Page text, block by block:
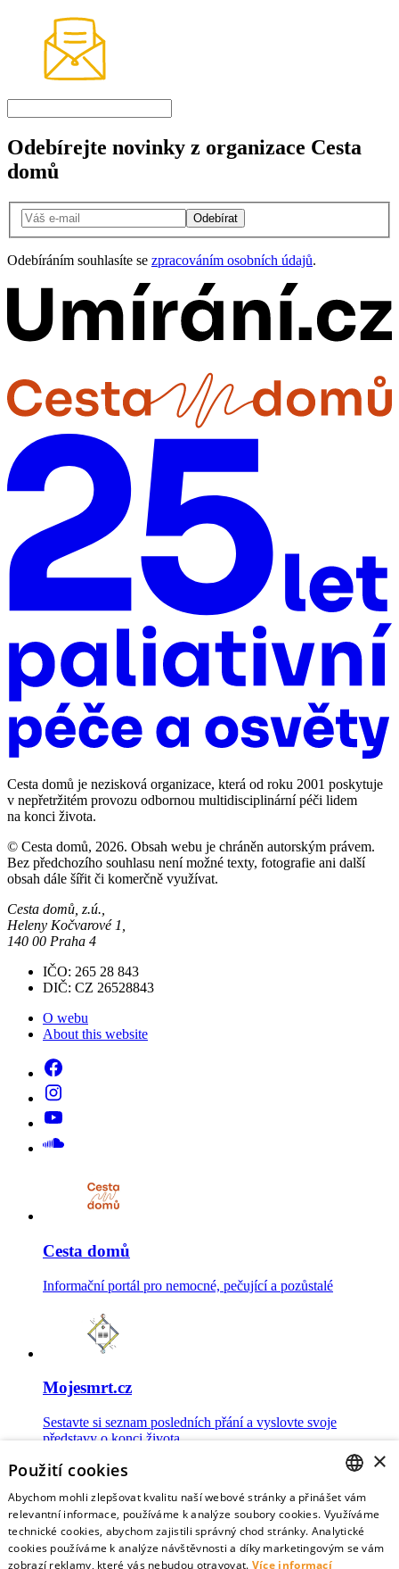
Odebírejte novinky z organizace Cesta
domů
Odebírat
Odebíráním souhlasíte se zpracováním osobních údajů.
Cesta domů je nezisková organizace, která od roku 2001 poskytuje
v nepřetržitém provozu odbornou multidisciplinární péči lidem
na konci života.
© Cesta domů, 2026. Obsah webu je chráněn autorským právem.
Bez předchozího souhlasu není možné texty, fotografie ani další
obsah dále šířit či komerčně využívat.
Cesta domů, z.ú.,
Heleny Kočvarové 1,
140 00 Praha 4
IČO: 265 28 843
DIČ: CZ 26528843
O webu
About this website
Cesta domů
Informační portál pro nemocné, pečující a pozůstalé
Mojesmrt.cz
Sestavte si seznam posledních přání a vyslovte svoje
představy o konci života
Data o umírání
CZECH
ENGLISH
×
Použití cookies
Abychom mohli zlepšovat kvalitu naší webové stránky a přinášet vám
relevantní informace, používáme k analýze soubory cookies. Využíváme
technické cookies, abychom zajistili správný chod stránky. Analytické
cookies používáme k analýze návštěvnosti a díky marketingovým se vám
zobrazí reklamy, které vás nebudou otravovat. Více informací